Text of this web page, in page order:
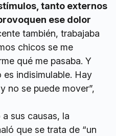
tanto externos
ese dolor
también, trabajaba
chicos se me
qué me pasaba. Y
indisimulable. Hay
no se puede mover”,
sus causas, la
que se trata de “un